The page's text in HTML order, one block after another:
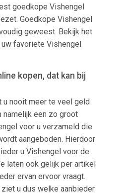
goedkope Vishengel
Goedkope Vishengel
geweest. Bekijk het
favoriete Vishengel
kopen, dat kan bij
u nooit meer te veel geld
namelijk een zo groot
voor u verzameld die
aangeboden. Hierdoor
u Vishengel voor de
laten ook gelijk per artikel
ervan ervoor vraagt.
u dus welke aanbieder